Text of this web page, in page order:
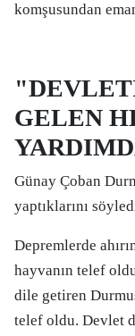
komşusundan
GELEN
Günay Çoban
yaptıklarını
Depremlerde
hayvanın telef
dile getiren
telef oldu. Devlet